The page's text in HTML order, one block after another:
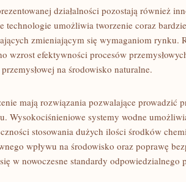
działalności pozostają również
technologie umożliwia tworzenie coraz
zmieniającym się wymaganiom rynku.
wzrost efektywności procesów
na środowisko naturalne.
mają rozwiązania pozwalające prowadzić
Wysokociśnieniowe systemy wodne
stosowania dużych ilości środków
wpływu na środowisko oraz poprawę
w nowoczesne standardy odpowiedzialnego